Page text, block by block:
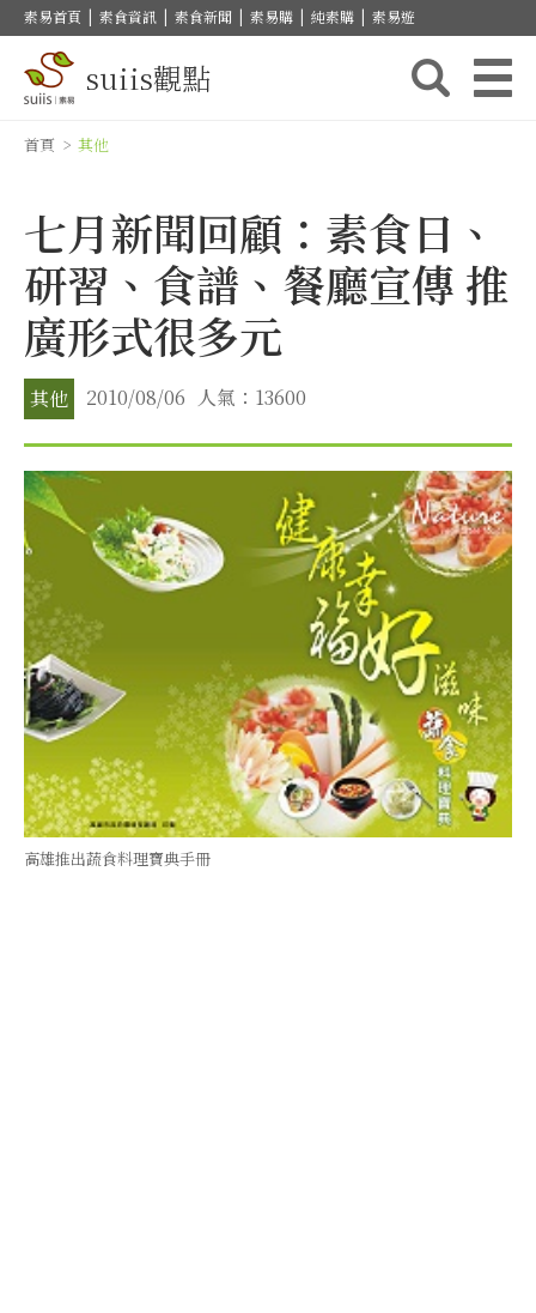
素易首頁 | 素食資訊 | 素食新聞 | 素易購 | 純素購 | 素易遊
suiis觀點
首頁 > 其他
七月新聞回顧：素食日、
研習、食譜、餐廳宣傳 推
廣形式很多元
其他 2010/08/06 人氣：13600
高雄推出蔬食料理寶典手冊